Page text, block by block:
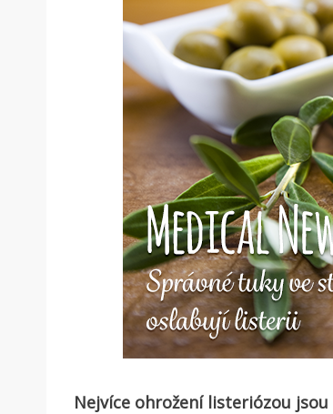
Nejvíce ohrožení listeriózou jsou